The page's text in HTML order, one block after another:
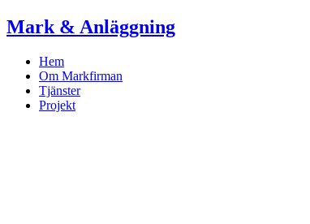
Skip
to
Mark & Anläggning
Hem
Om Markfirman
Tjänster
Projekt